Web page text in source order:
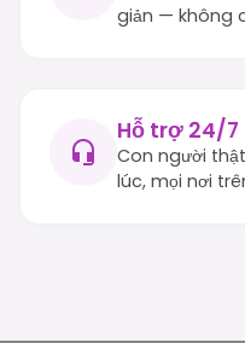
giản — không
Hỗ trợ 24/7
Con người
lúc, mọi nơi